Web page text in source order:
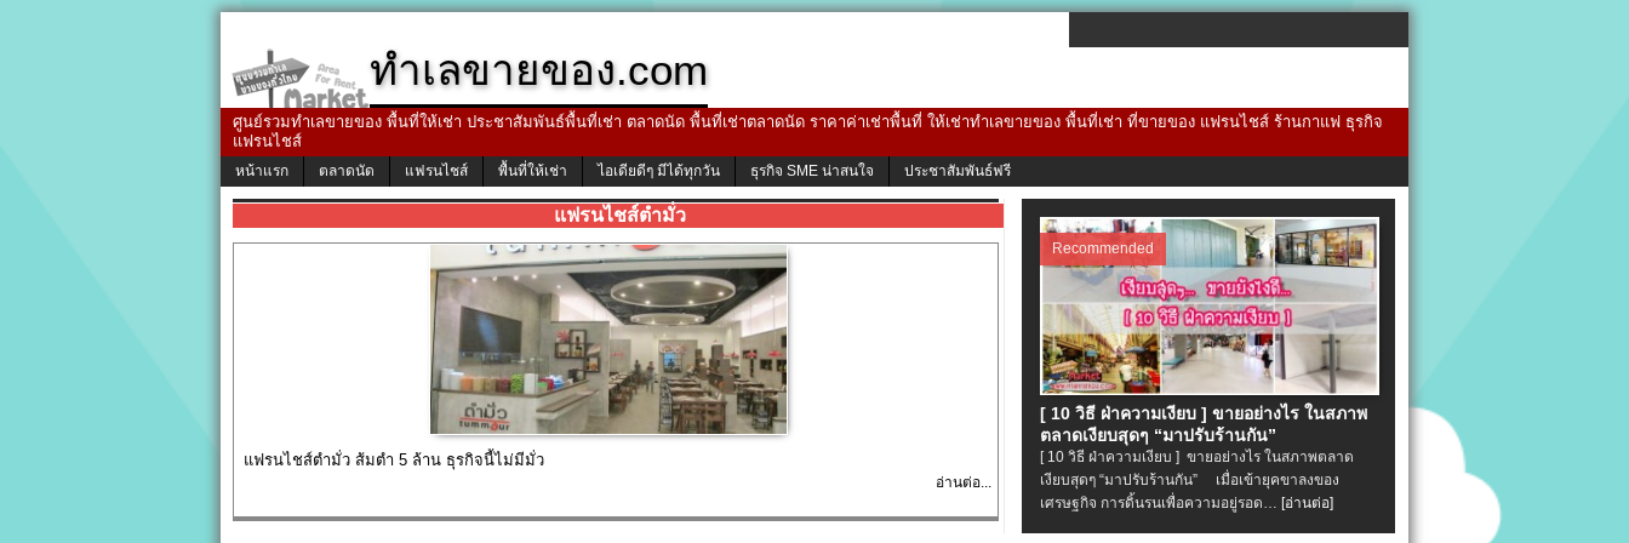
ทำเลขายของ.com
ศูนย์รวมทำเลขายของ พื้นที่ให้เช่า ประชาสัมพันธ์พื้นที่เช่า ตลาดนัด พื้นที่เช่าตลาดนัด ราคาค่าเช่าพื้นที่ ให้เช่าทำเลขายของ พื้นที่เช่า ที่ขายของ แฟรนไชส์ ร้านกาแฟ ธุรกิจ
แฟรนไชส์
หน้าแรก ตลาดนัด แฟรนไชส์ พื้นที่ให้เช่า ไอเดียดีๆ มีได้ทุกวัน ธุรกิจ SME น่าสนใจ ประชาสัมพันธ์ฟรี
แฟรนไชส์ตำมั่ว
แฟรนไชส์ตำมั่ว ส้มตำ 5 ล้าน ธุรกิจนี้ไม่มีมั่ว
อ่านต่อ...
Recommended
[ 10 วิธี ฝ่าความเงียบ ] ขายอย่างไร ในสภาพ
ตลาดเงียบสุดๆ “มาปรับร้านกัน”
[ 10 วิธี ฝ่าความเงียบ ] ขายอย่างไร ในสภาพตลาด
เงียบสุดๆ “มาปรับร้านกัน” เมื่อเข้ายุคขาลงของ
เศรษฐกิจ การดิ้นรนเพื่อความอยู่รอด… [อ่านต่อ]